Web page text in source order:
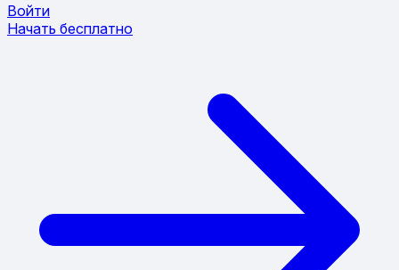
Войти
Начать бесплатно